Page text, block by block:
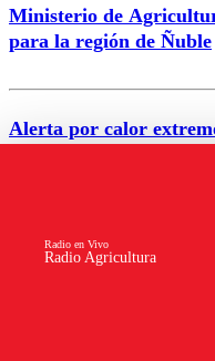
Ministerio de
para la región de Ñuble
Alerta por calor
Radio Agricultura
Radio en Vivo